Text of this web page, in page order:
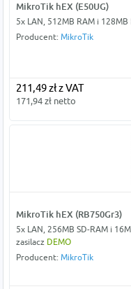
MikroTik hEX (E50UG)
5x LAN, 512MB RAM i 128MB
Producent: MikroTik
211,49 zł z VAT
171,94 zł netto
MikroTik hEX (RB750Gr3)
5x LAN, 256MB SD-RAM i
zasilacz DEMO
Producent: MikroTik